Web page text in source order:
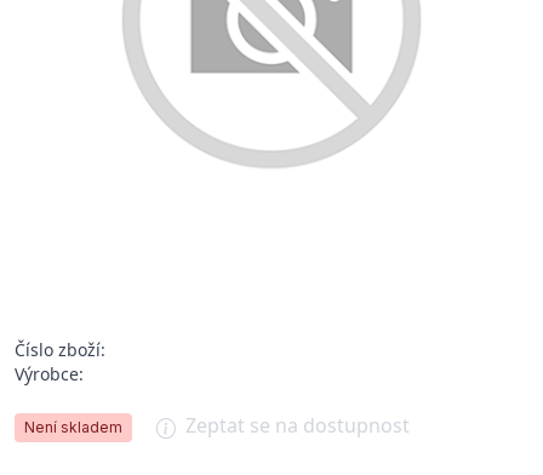
Číslo zboží:
Výrobce:
Není skladem Zeptat se na dostupnost